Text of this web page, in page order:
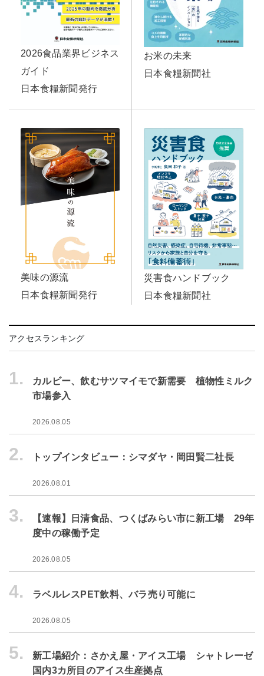
2026食品業界ビジネス
ガイド
日本食糧新聞発行
お米の未来
日本食糧新聞社
美味の源流
日本食糧新聞発行
災害食ハンドブック
日本食糧新聞社
アクセスランキング
1.
カルビー、飲むサツマイモで新需要 植物性ミルク
市場参入
2026.08.05
2. トップインタビュー：シマダヤ・岡田賢二社長
2026.08.01
3.
【速報】日清食品、つくばみらい市に新工場 29年
度中の稼働予定
2026.08.05
4. ラベルレスPET飲料、バラ売り可能に
2026.08.05
5.
新工場紹介：さかえ屋・アイス工場 シャトレーゼ
国内3カ所目のアイス生産拠点